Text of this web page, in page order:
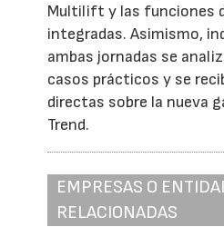
Multilift y las funciones
integradas. Asimismo,
ambas jornadas se
casos prácticos y se
directas sobre la nueva
Trend.
EMPRESAS O
RELACIONADAS